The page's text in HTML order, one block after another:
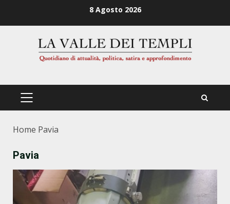
8 Agosto 2026
PRIMÄRES
Home Pavia
Pavia